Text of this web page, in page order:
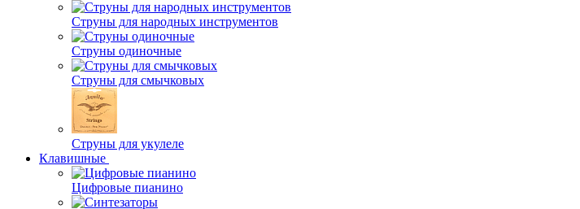
Струны для народных инструментов
Струны одиночные
Струны для смычковых
Струны для укулеле
Клавишные
Цифровые пианино